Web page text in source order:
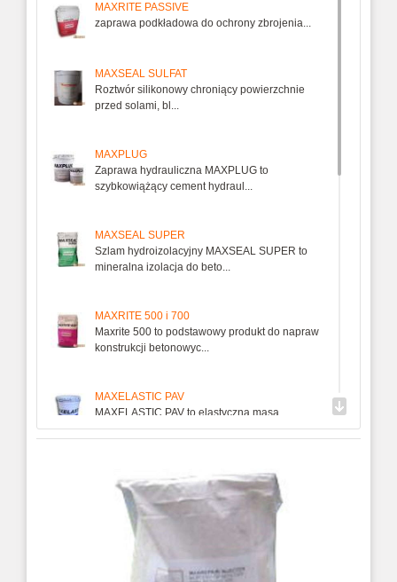
MAXRITE PASSIVE
zaprawa podkładowa do ochrony zbrojenia...
MAXSEAL SULFAT
Roztwór silikonowy chroniący powierzchnie
przed solami, bl...
MAXPLUG
Zaprawa hydrauliczna MAXPLUG to
szybkowiążący cement hydraul...
MAXSEAL SUPER
Szlam hydroizolacyjny MAXSEAL SUPER to
mineralna izolacja do beto...
MAXRITE 500 i 700
Maxrite 500 to podstawowy produkt do napraw
konstrukcji betonowyc...
MAXELASTIC PAV
MAXELASTIC PAV to elastyczna masa
uszczelniająca na bazie żywic s...
MAXCLEAR HARDENER
Utwardzacz do betonu i uszczelniacz
powierzchni betonowych, płyn ...
MAXBOND to profesjonalny grunt do betonu,